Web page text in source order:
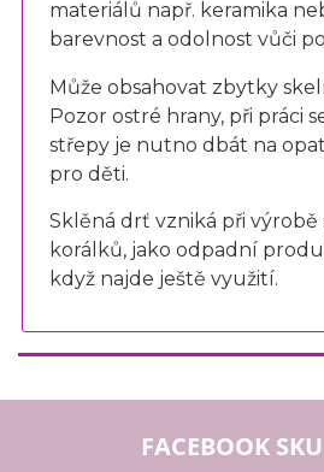
materiálů např. keramika
barevnost a odolnost vůči
Může obsahovat zbytky
Pozor ostré hrany, při práci
střepy je nutno dbát na
pro děti.
Sklěná drť vzniká při
korálků, jako odpadní
když najde ještě využití.
FACEBOOK